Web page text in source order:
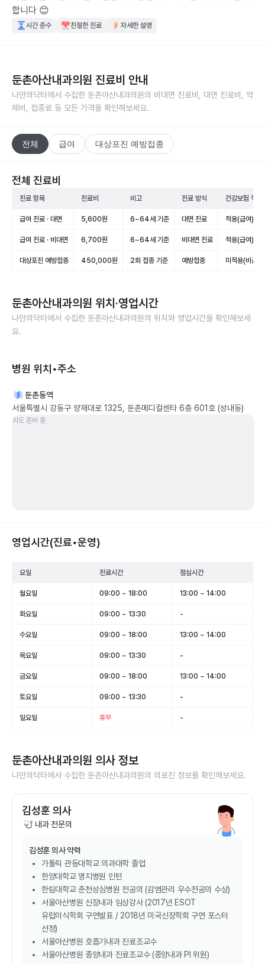
합니다 😊
시간 준수 친절한 진료 자세한 설명
둔촌아산내과의원 진료비 안내
나만의닥터에서 수집한 둔촌아산내과의원의 비대면 진료비, 대면 진료비, 약
제비, 접종료 등 모든 가격을 확인해보세요.
전체 급여 대상포진 예방접종
전체 진료비
진료 항목 진료비 비고 진료 방식 건강보험 적용
급여 진료 · 대면 5,600원 6~64세 기준 대면 진료 적용(급여)
급여 진료 · 비대면 6,700원 6~64세 기준 비대면 진료 적용(급여)
대상포진 예방접종 450,000원 2회 접종 기준 예방접종 미적용(비급여)
둔촌아산내과의원 위치·영업시간
나만의닥터에서 수집한 둔촌아산내과의원의 위치와 영업시간을 확인해보세
요.
병원 위치•주소
둔촌동역
서울특별시 강동구 양재대로 1325, 둔촌메디컬센타 6층 601호 (성내동)
지도 준비 중
영업시간(진료•운영)
요일 진료시간 점심시간
월요일 09:00 ~ 18:00 13:00 ~ 14:00
화요일 09:00 ~ 13:30 -
수요일 09:00 ~ 18:00 13:00 ~ 14:00
목요일 09:00 ~ 13:30 -
금요일 09:00 ~ 18:00 13:00 ~ 14:00
토요일 09:00 ~ 13:30 -
일요일 휴무 -
둔촌아산내과의원 의사 정보
나만의닥터에서 수집한 둔촌아산내과의원의 의료진 정보를 확인해보세요.
김성훈 의사
내과 전문의
김성훈의사 약력
가톨릭 관동대학교 의과대학 졸업
한양대학교 명지병원 인턴
한림대학교 춘천성심병원 전공의 (감염관리 우수전공의 수상)
서울아산병원 신장내과 임상강사 (2017년 ESOT
유럽이식학회 구연발표 / 2018년 미국신장학회 구연 포스터
선정)
서울아산병원 호흡기내과 진료조교수
서울아산병원 종양내과 진료조교수 (종양내과 PI 위원)